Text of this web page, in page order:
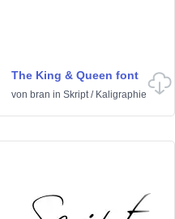
The King & Queen font
von bran in Skript/ Kaligraphie